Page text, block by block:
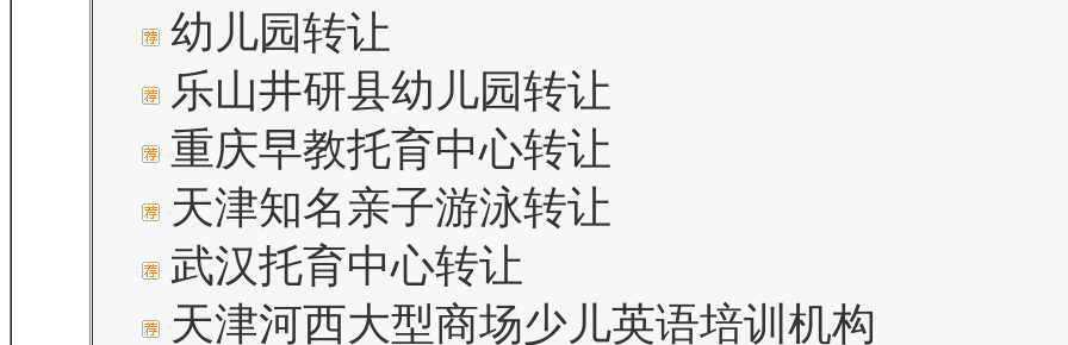
幼儿园转让
乐山井研县幼儿园转让
重庆早教托育中心转让
天津知名亲子游泳转让
武汉托育中心转让
天津河西大型商场少儿英语培训机构